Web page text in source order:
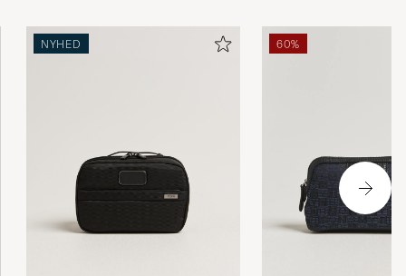
Lekker.
HENRIK R KØBTE PÅ CAREOFCARL.NO
handla här igen :)
DENISE C KØBTE PÅ CAREOFCARL.SE
NYHED 60%